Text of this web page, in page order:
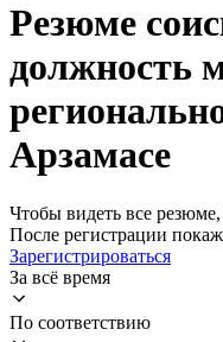
Резюме
должность
Арзамасе
Чтобы видеть все резюме,
После регистрации
Зарегистрироваться
За всё время
По соответствию